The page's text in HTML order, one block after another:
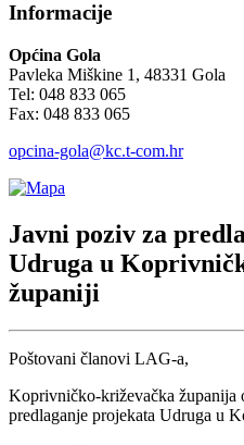
Informacije
Općina Gola
Pavleka Miškine 1, 48331 Gola
Tel: 048 833 065
Fax: 048 833 065
opcina-gola@kc.t-com.hr
Javni poziv za
Udruga u
županiji
Poštovani članovi LAG-a,
Koprivničko-križevačka županija
predlaganje projekata Udruga u